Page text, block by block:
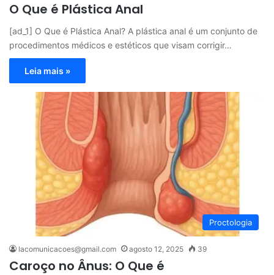
O Que é Plástica Anal
[ad_1] O Que é Plástica Anal? A plástica anal é um conjunto de
procedimentos médicos e estéticos que visam corrigir…
Leia mais »
Proctologia
lacomunicacoes@gmail.com agosto 12, 2025 39
Caroço no Ânus: O Que é